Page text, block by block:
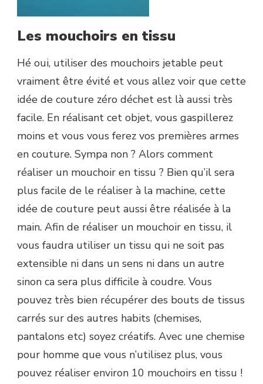
Les mouchoirs en tissu
Hé oui, utiliser des mouchoirs jetable peut
vraiment être évité et vous allez voir que cette
idée de couture zéro déchet est là aussi très
facile. En réalisant cet objet, vous gaspillerez
moins et vous vous ferez vos premières armes
en couture. Sympa non ? Alors comment
réaliser un mouchoir en tissu ? Bien qu’il sera
plus facile de le réaliser à la machine, cette
idée de couture peut aussi être réalisée à la
main. Afin de réaliser un mouchoir en tissu, il
vous faudra utiliser un tissu qui ne soit pas
extensible ni dans un sens ni dans un autre
sinon ca sera plus difficile à coudre. Vous
pouvez très bien récupérer des bouts de tissus
carrés sur des autres habits (chemises,
pantalons etc) soyez créatifs. Avec une chemise
pour homme que vous n’utilisez plus, vous
pouvez réaliser environ 10 mouchoirs en tissu !